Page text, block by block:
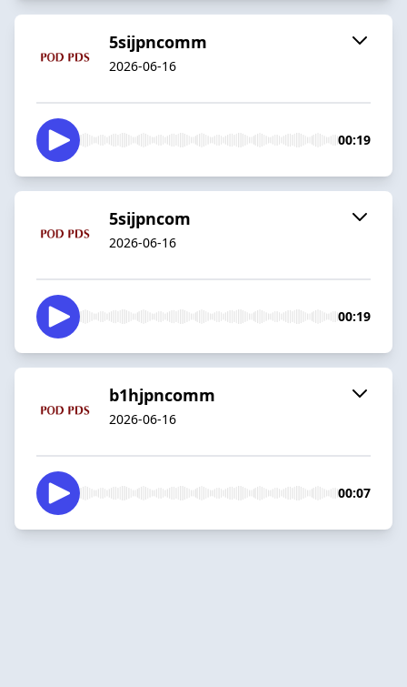
5sijpncomm
2026-06-16
00:19
5sijpncom
2026-06-16
00:19
b1hjpncomm
2026-06-16
00:07